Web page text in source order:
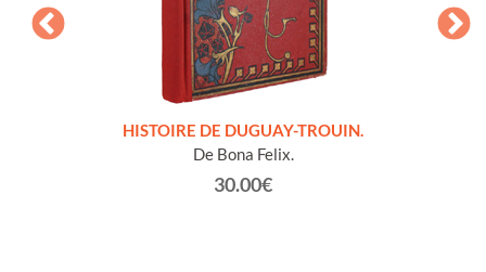
HISTOIRE DE DUGUAY-TROUIN.
De Bona Felix.
30.00€